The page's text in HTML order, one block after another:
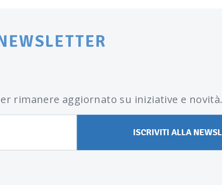
rimanere aggiornato su iniziative e novità.